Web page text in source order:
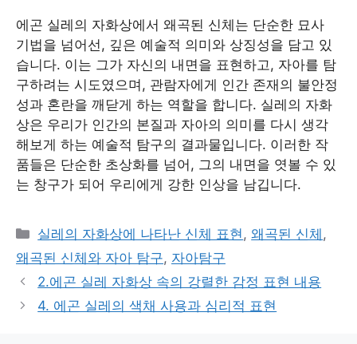
에곤 실레의 자화상에서 왜곡된 신체는 단순한 묘사
기법을 넘어선, 깊은 예술적 의미와 상징성을 담고 있
습니다. 이는 그가 자신의 내면을 표현하고, 자아를 탐
구하려는 시도였으며, 관람자에게 인간 존재의 불안정
성과 혼란을 깨닫게 하는 역할을 합니다. 실레의 자화
상은 우리가 인간의 본질과 자아의 의미를 다시 생각
해보게 하는 예술적 탐구의 결과물입니다. 이러한 작
품들은 단순한 초상화를 넘어, 그의 내면을 엿볼 수 있
는 창구가 되어 우리에게 강한 인상을 남깁니다.
Categories
실레의 자화상에 나타난 신체 표현,왜곡된 신체 ,
왜곡된 신체와 자아 탐구, 자아탐구
2.에곤 실레 자화상 속의 강렬한 감정 표현 내용
4. 에곤 실레의 색채 사용과 심리적 표현